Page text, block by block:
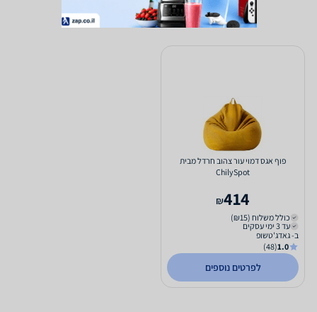
פוף אגס דמוי עור צהוב חרדל מבית
ChilySpot
414
₪
כולל משלוח (₪15)
עד 3 ימי עסקים
ב- גאדג'טשופ
1.0
(48)
לפרטים נוספים